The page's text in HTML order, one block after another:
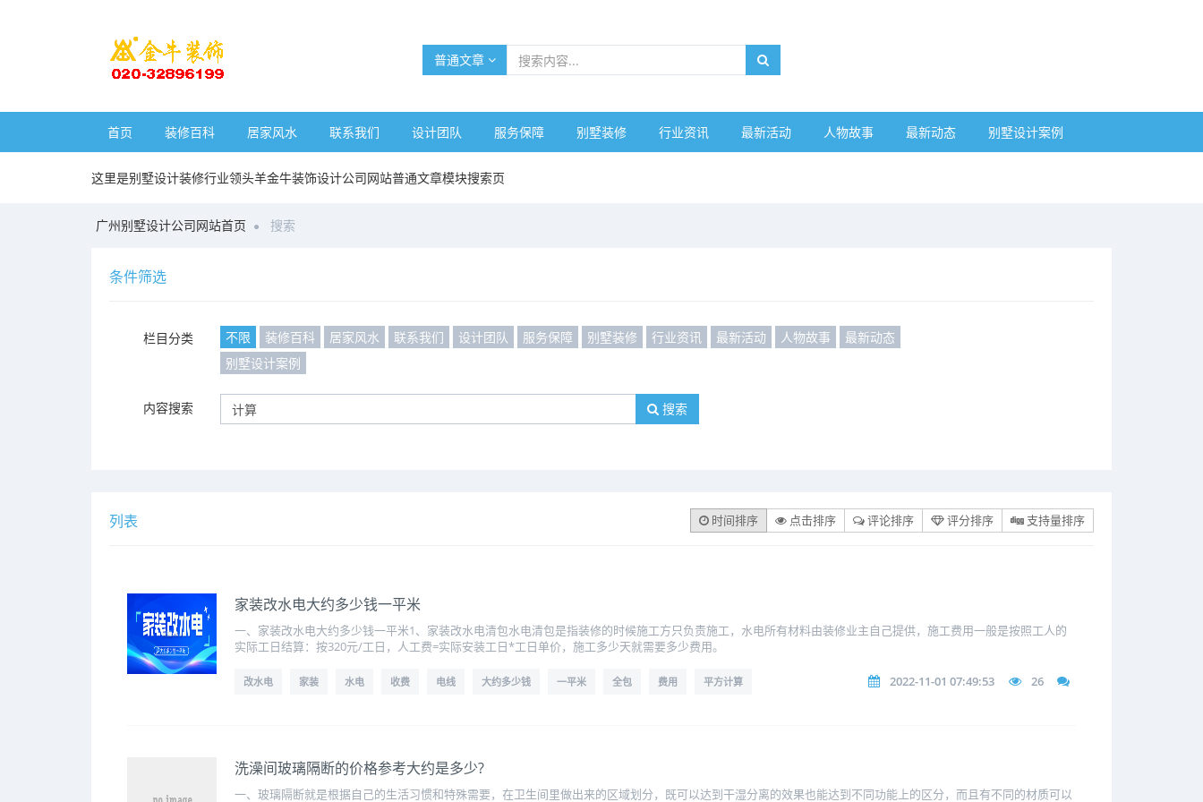
普通文章
首页 装修百科 居家风水 联系我们 设计团队 服务保障 别墅装修 行业资讯 最新活动 人物故事 最新动态 别墅设计案例
这里是别墅设计装修行业领头羊金牛装饰设计公司网站普通文章模块搜索页
广州别墅设计公司网站首页 搜索
条件筛选
栏目分类 不限 装修百科 居家风水 联系我们 设计团队 服务保障 别墅装修 行业资讯 最新活动 人物故事
最新动态
别墅设计案例
内容搜索 搜索
列表 时间排序 点击排序 评论排序 评分排序 支持量排序
家装改水电大约多少钱一平米
一、家装改水电大约多少钱一平米1、家装改水电清包水电清包是指装修的时候施工方只负责施工，水电所有材料由装修业主自己提供，施工费用一般是按照工人的
实际工日结算：按320元/工日，人工费=实际安装工日*工日单价，施工多少天就需要多少费用。
改水电 家装 水电 收费 电线 大约多少钱 一平米 全包 费用 平方计算 2022-11-01 07:49:53 26
洗澡间玻璃隔断的价格参考大约是多少?
一、玻璃隔断就是根据自己的生活习惯和特殊需要，在卫生间里做出来的区域划分，既可以达到干湿分离的效果也能达到不同功能上的区分，而且有不同的材质可以